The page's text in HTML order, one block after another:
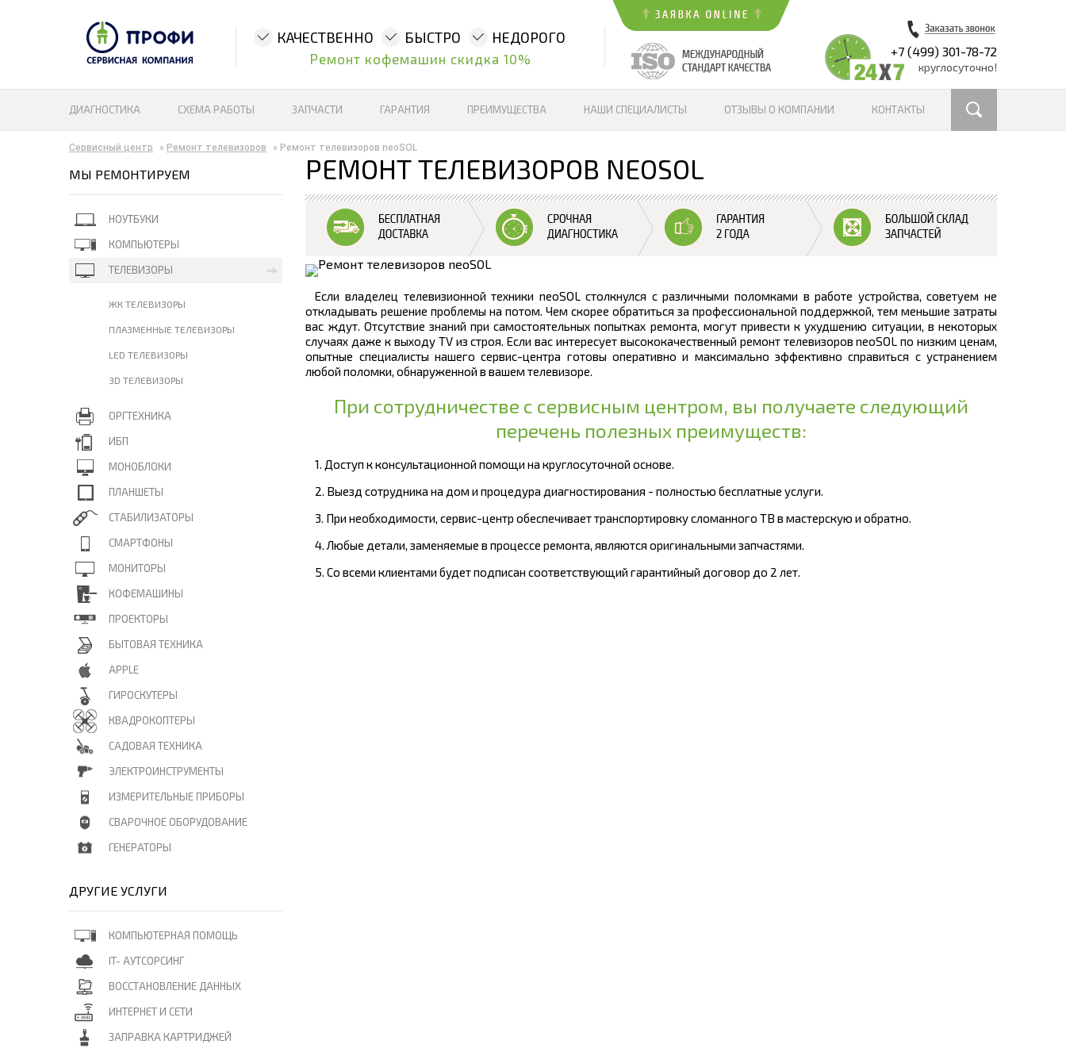
КАЧЕСТВЕННО БЫСТРО НЕДОРОГО
Ремонт кофемашин скидка 10% +7 (499) 301-78-72
круглосуточно!
ДИАГНОСТИКА СХЕМА РАБОТЫ ЗАПЧАСТИ ГАРАНТИЯ ПРЕИМУЩЕСТВА НАШИ СПЕЦИАЛИСТЫ ОТЗЫВЫ О КОМПАНИИ КОНТАКТЫ
Сервисный центр » Ремонт телевизоров » Ремонт телевизоров neoSOL
МЫ РЕМОНТИРУЕМ
НОУТБУКИ
КОМПЬЮТЕРЫ
ТЕЛЕВИЗОРЫ
ЖК ТЕЛЕВИЗОРЫ
ПЛАЗМЕННЫЕ ТЕЛЕВИЗОРЫ
LED ТЕЛЕВИЗОРЫ
3D ТЕЛЕВИЗОРЫ
ОРГТЕХНИКА
ИБП
МОНОБЛОКИ
ПЛАНШЕТЫ
СТАБИЛИЗАТОРЫ
СМАРТФОНЫ
МОНИТОРЫ
КОФЕМАШИНЫ
ПРОЕКТОРЫ
БЫТОВАЯ ТЕХНИКА
APPLE
ГИРОСКУТЕРЫ
КВАДРОКОПТЕРЫ
САДОВАЯ ТЕХНИКА
ЭЛЕКТРОИНСТРУМЕНТЫ
ИЗМЕРИТЕЛЬНЫЕ ПРИБОРЫ
СВАРОЧНОЕ ОБОРУДОВАНИЕ
ГЕНЕРАТОРЫ
ДРУГИЕ УСЛУГИ
КОМПЬЮТЕРНАЯ ПОМОЩЬ
IT- АУТСОРСИНГ
ВОССТАНОВЛЕНИЕ ДАННЫХ
ИНТЕРНЕТ И СЕТИ
ЗАПРАВКА КАРТРИДЖЕЙ
РЕМОНТ ТЕЛЕВИЗОРОВ NEOSOL
Если владелец телевизионной техники neoSOL столкнулся с различными поломками в работе устройства, советуем не
откладывать решение проблемы на потом. Чем скорее обратиться за профессиональной поддержкой, тем меньшие затраты
вас ждут. Отсутствие знаний при самостоятельных попытках ремонта, могут привести к ухудшению ситуации, в некоторых
случаях даже к выходу TV из строя. Если вас интересует высококачественный ремонт телевизоров neoSOL по низким ценам,
опытные специалисты нашего сервис-центра готовы оперативно и максимально эффективно справиться с устранением
любой поломки, обнаруженной в вашем телевизоре.
При сотрудничестве с сервисным центром, вы получаете следующий
перечень полезных преимуществ:
1. Доступ к консультационной помощи на круглосуточной основе.
2. Выезд сотрудника на дом и процедура диагностирования - полностью бесплатные услуги.
3. При необходимости, сервис-центр обеспечивает транспортировку сломанного ТВ в мастерскую и обратно.
4. Любые детали, заменяемые в процессе ремонта, являются оригинальными запчастями.
5. Со всеми клиентами будет подписан соответствующий гарантийный договор до 2 лет.